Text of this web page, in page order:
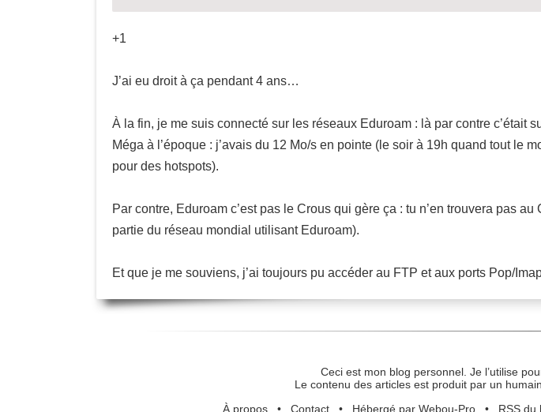
+1
J’ai eu droit à ça pendant 4 ans…
À la fin, je me suis connecté sur les réseaux Eduroam : là par contre c’était
Méga à l’époque : j’avais du 12 Mo/s en pointe (le soir à 19h quand tout le
pour des hotspots).
Par contre, Eduroam c’est pas le Crous qui gère ça : tu n’en trouvera pas
partie du réseau mondial utilisant Eduroam).
Et que je me souviens, j’ai toujours pu accéder au FTP et aux ports Pop/
Ceci est mon blog personnel. Je l’utilise
Le contenu des articles est produit par un
À propos• Contact• Hébergé par Webou-Pro• RSS du